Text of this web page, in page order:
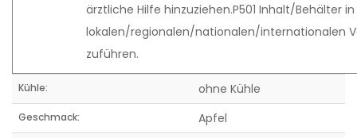
ärztliche Hilfe hinzuziehen.P501 Inhalt/Behälter
lokalen/regionalen/nationalen/internationalen
zuführen.
Kühle: ohne Kühle
Geschmack: Apfel